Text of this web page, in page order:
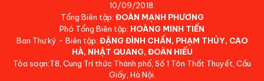
10/09/2018.
Tổng Biên tập: ĐOÀN MẠNH PHƯƠNG
Phó Tổng Biên tập: HOÀNG MINH TIẾN
Ban Thư ký - Biên tập: ĐẶNG ĐÌNH CHẤN, PHẠM THỦY, CAO
HÀ, NHẬT QUANG, ĐOÀN HIẾU
Tòa soạn:T8, Cung Trí thức Thành phố, Số 1 Tôn Thất Thuyết, Cầu
Giấy, Hà Nội.